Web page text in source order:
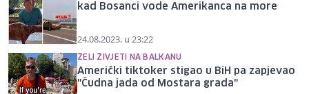
kad Bosanci vode Amerikanca na more
24.08.2023. u 23:22
ŽELI ŽIVJETI NA BALKANU
Američki tiktoker stigao u BiH pa zapjevao
"Čudna jada od Mostara grada"